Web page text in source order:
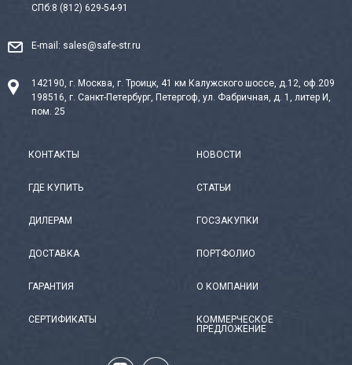
СПб:8 (812) 629-54-91
E-mail: sales@safe-str.ru
142190, г. Москва, г. Троицк, 41 км Калужского шоссе, д.12, оф.209
198516, г. Санкт-Петербург, Петергоф, ул. Фабричная, д. 1, литер И,
пом. 25
КОНТАКТЫ
ГДЕ КУПИТЬ
ДИЛЕРАМ
ДОСТАВКА
ГАРАНТИЯ
СЕРТИФИКАТЫ
НОВОСТИ
СТАТЬИ
ГОСЗАКУПКИ
ПОРТФОЛИО
О КОМПАНИИ
КОММЕРЧЕСКОЕ
ПРЕДЛОЖЕНИЕ